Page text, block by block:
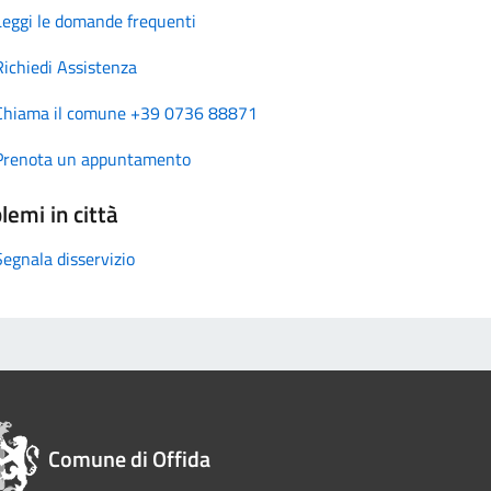
le domande frequenti
Assistenza
il comune +39 0736 88871
un appuntamento
in città
disservizio
Comune di Offida